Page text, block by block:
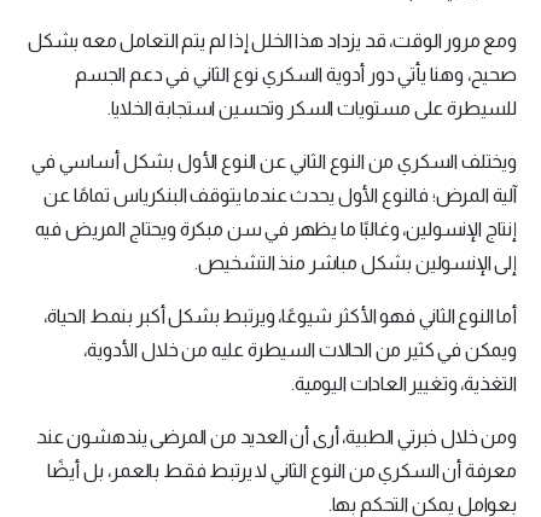
ومع مرور الوقت، قد يزداد هذا الخلل إذا لم يتم التعامل معه بشكل
صحيح، وهنا يأتي دور أدوية السكري نوع الثاني في دعم الجسم
للسيطرة على مستويات السكر وتحسين استجابة الخلايا.
ويختلف السكري من النوع الثاني عن النوع الأول بشكل أساسي في
آلية المرض؛ فالنوع الأول يحدث عندما يتوقف البنكرياس تمامًا عن
إنتاج الإنسولين، وغالبًا ما يظهر في سن مبكرة ويحتاج المريض فيه
إلى الإنسولين بشكل مباشر منذ التشخيص.
أما النوع الثاني فهو الأكثر شيوعًا، ويرتبط بشكل أكبر بنمط الحياة،
ويمكن في كثير من الحالات السيطرة عليه من خلال الأدوية،
التغذية، وتغيير العادات اليومية.
ومن خلال خبرتي الطبية، أرى أن العديد من المرضى يندهشون عند
معرفة أن السكري من النوع الثاني لا يرتبط فقط بالعمر، بل أيضًا
بعوامل يمكن التحكم بها.